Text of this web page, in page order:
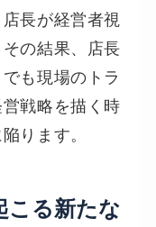
長が経営者視
の結果、店長
も現場のトラ
戦略を描く時
ります。
こる新たな